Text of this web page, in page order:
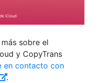
sobre el
y CopyTrans
en contacto con
.